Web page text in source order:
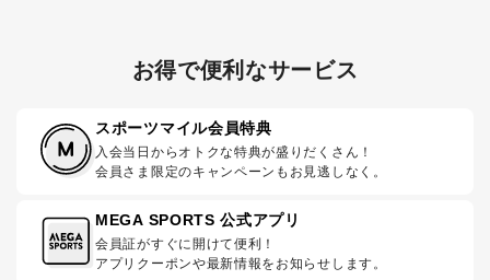
お得で便利なサービス
スポーツマイル会員特典
入会当日からオトクな特典が盛りだくさん！
会員さま限定のキャンペーンもお見逃しなく。
MEGA SPORTS 公式アプリ
会員証がすぐに開けて便利！
アプリクーポンや最新情報をお知らせします。